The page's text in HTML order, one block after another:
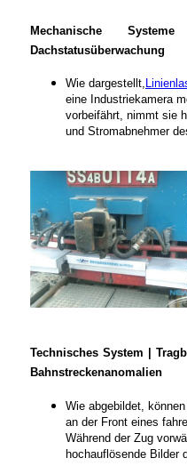
Mechanische
Dachstatusüberwachung
Wie dargestellt,
eine Industriekamera
vorbeifährt, nimmt sie
und Stromabnehmer
Technisches System |
Bahnstreckenanomalien
Wie abgebildet,
an der Front eines
Während der Zug
hochauflösende Bilder